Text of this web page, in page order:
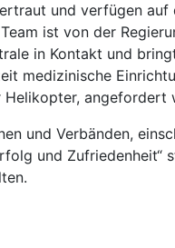
und verfügen auf
ist von der
in Kontakt und
medizinische
angefordert
und Verbänden,
und Zufriedenheit“